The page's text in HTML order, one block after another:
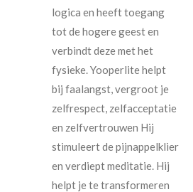
logica en heeft toegang
tot de hogere geest en
verbindt deze met het
fysieke. Yooperlite helpt
bij faalangst, vergroot je
zelfrespect, zelfacceptatie
en zelfvertrouwen Hij
stimuleert de pijnappelklier
en verdiept meditatie. Hij
helpt je te transformeren